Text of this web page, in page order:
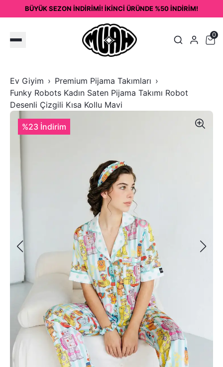
BÜYÜK SEZON İNDİRİMİ! İKİNCİ ÜRÜNDE %50 İNDİRİM!
0
Ev Giyim
Premium Pijama Takımları
Funky Robots Kadın Saten Pijama Takımı Robot
Desenli Çizgili Kısa Kollu Mavi
%23 İndirim